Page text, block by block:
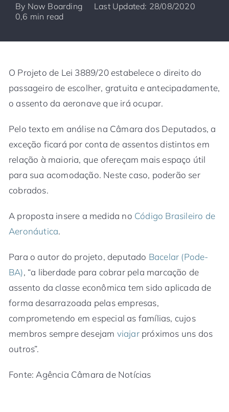
By Now Boarding
Last Updated: 28/08/2020
0,6 min read
O Projeto de Lei 3889/20 estabelece o direito do
passageiro de escolher, gratuita e antecipadamente,
o assento da aeronave que irá ocupar.
Pelo texto em análise na Câmara dos Deputados, a
exceção ficará por conta de assentos distintos em
relação à maioria, que ofereçam mais espaço útil
para sua acomodação. Neste caso, poderão ser
cobrados.
A proposta insere a medida no Código Brasileiro de
Aeronáutica.
Para o autor do projeto, deputado Bacelar (Pode-
BA), “a liberdade para cobrar pela marcação de
assento da classe econômica tem sido aplicada de
forma desarrazoada pelas empresas,
comprometendo em especial as famílias, cujos
membros sempre desejam viajarpróximos uns dos
outros”.
Fonte: Agência Câmara de Notícias